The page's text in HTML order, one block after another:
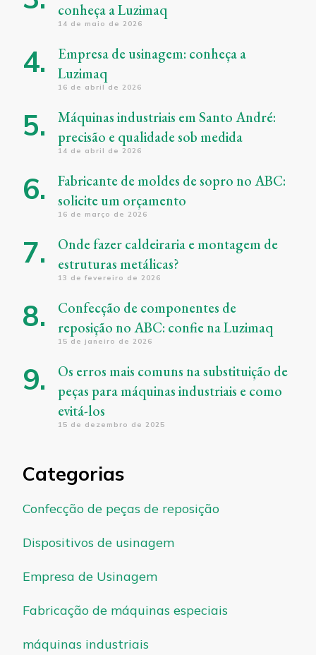
conheça a Luzimaq
14 de maio de 2026
Empresa de usinagem: conheça a
Luzimaq
16 de abril de 2026
Máquinas industriais em Santo André:
precisão e qualidade sob medida
14 de abril de 2026
Fabricante de moldes de sopro no ABC:
solicite um orçamento
16 de março de 2026
Onde fazer caldeiraria e montagem de
estruturas metálicas?
13 de fevereiro de 2026
Confecção de componentes de
reposição no ABC: confie na Luzimaq
15 de janeiro de 2026
Os erros mais comuns na substituição de
peças para máquinas industriais e como
evitá-los
15 de dezembro de 2025
Categorias
Confecção de peças de reposição
Dispositivos de usinagem
Empresa de Usinagem
Fabricação de máquinas especiais
máquinas industriais